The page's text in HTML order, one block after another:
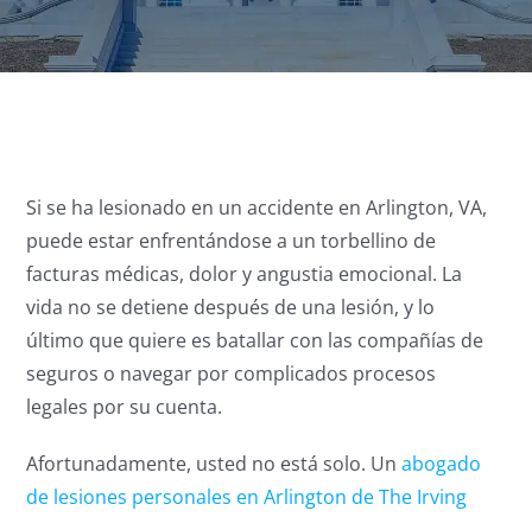
Si se ha lesionado en un accidente en Arlington, VA,
puede estar enfrentándose a un torbellino de
facturas médicas, dolor y angustia emocional. La
vida no se detiene después de una lesión, y lo
último que quiere es batallar con las compañías de
seguros o navegar por complicados procesos
legales por su cuenta.
Afortunadamente, usted no está solo. Unabogado
de lesiones personales en Arlington de The Irving